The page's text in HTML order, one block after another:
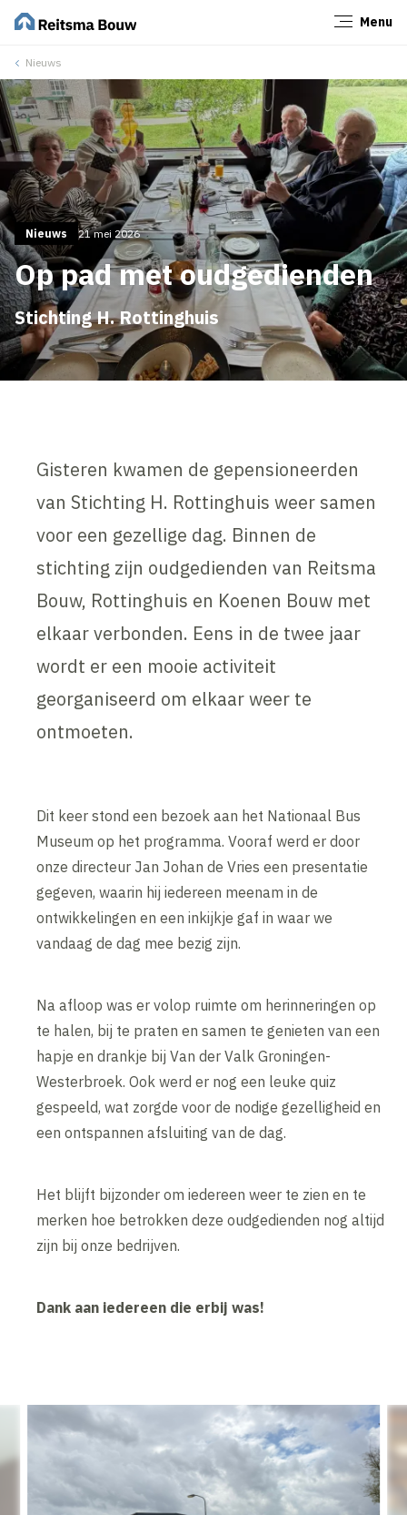
Menu
Nieuws
Nieuws 21 mei 2026
Op pad met oudgedienden
Stichting H. Rottinghuis
Gisteren kwamen de gepensioneerden
van Stichting H. Rottinghuis weer samen
voor een gezellige dag. Binnen de
stichting zijn oudgedienden van Reitsma
Bouw, Rottinghuis en Koenen Bouw met
elkaar verbonden. Eens in de twee jaar
wordt er een mooie activiteit
georganiseerd om elkaar weer te
ontmoeten.
Dit keer stond een bezoek aan het Nationaal Bus
Museum op het programma. Vooraf werd er door
onze directeur Jan Johan de Vries een presentatie
gegeven, waarin hij iedereen meenam in de
ontwikkelingen en een inkijkje gaf in waar we
vandaag de dag mee bezig zijn.
Na afloop was er volop ruimte om herinneringen op
te halen, bij te praten en samen te genieten van een
hapje en drankje bij Van der Valk Groningen-
Westerbroek. Ook werd er nog een leuke quiz
gespeeld, wat zorgde voor de nodige gezelligheid en
een ontspannen afsluiting van de dag.
Het blijft bijzonder om iedereen weer te zien en te
merken hoe betrokken deze oudgedienden nog altijd
zijn bij onze bedrijven.
Dank aan iedereen die erbij was!
Sluiten